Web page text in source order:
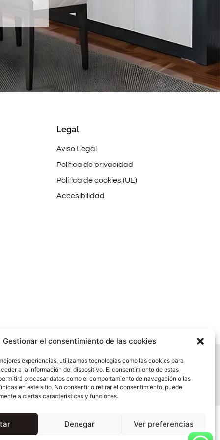
Gestionar el consentimiento de las cookies
experiencias, utilizamos tecnologías como las cookies para
a la información del dispositivo. El consentimiento de estas
procesar datos como el comportamiento de navegación o las
en este sitio. No consentir o retirar el consentimiento, puede
a ciertas características y funciones.
Denegar Ver preferencias
Legal
Aviso Legal
Política de privacidad
Política de cookies (UE)
Accesibilidad
de Autor y la Ley de Propiedad Intelectual.Cualquier